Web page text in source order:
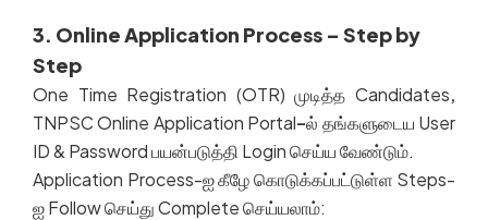
3. Online Application Process – Step by
Step
One Time Registration (OTR)முடித்த Candidates,
TNPSC Online Application Portal–ல் தங்களுடைய User
ID & Passwordபயன்படுத்தி Loginசெய்யவேண்டும்.
Application Process-ஐகீழேகொடுக்கப்பட்டுள்ள Steps-
ஐFollowசெய்துCompleteசெய்யலாம்: